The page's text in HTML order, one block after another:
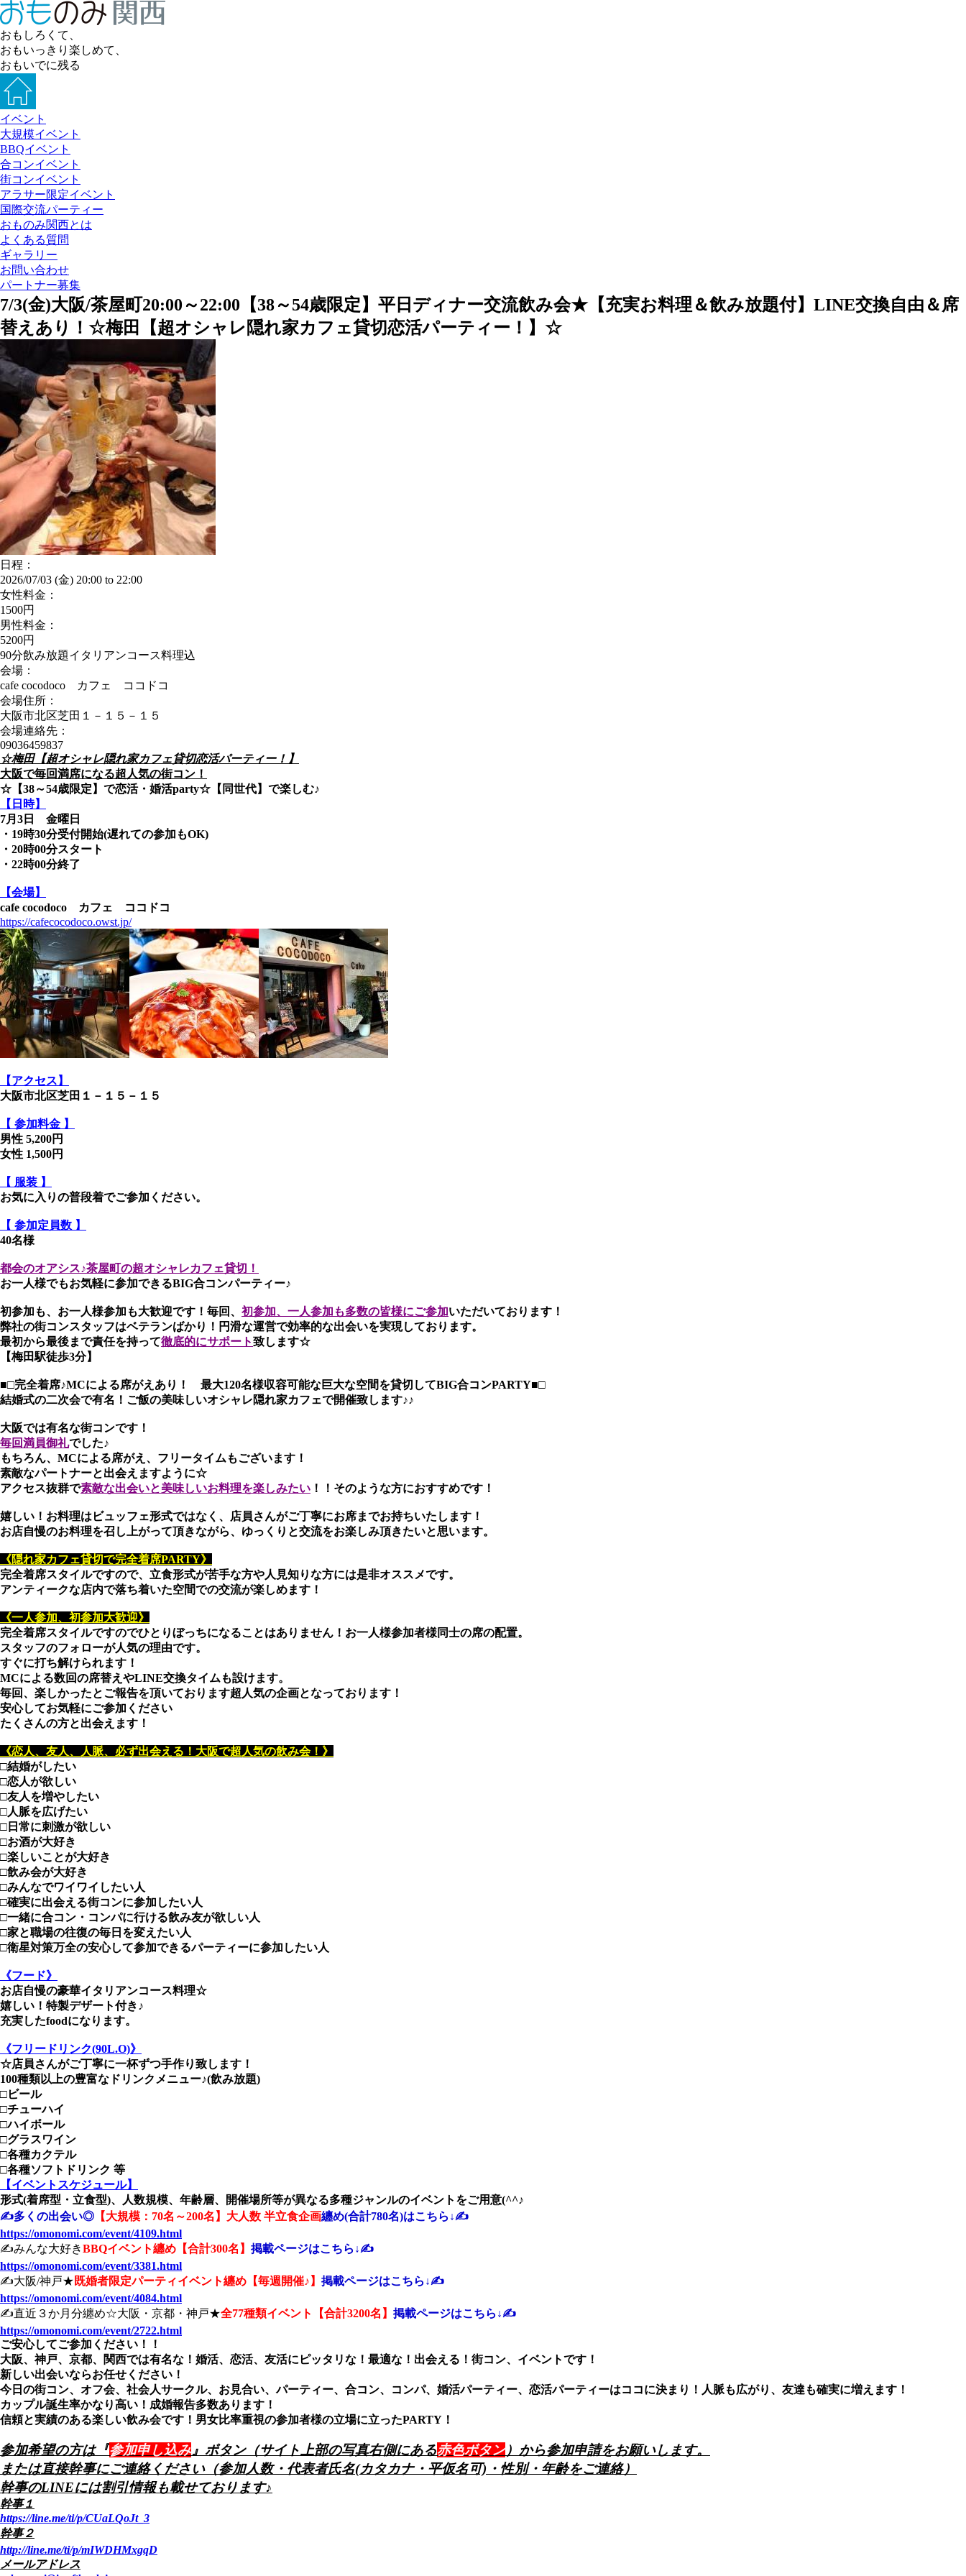
おもしろくて、
おもいっきり楽しめて、
おもいでに残る
イベント
大規模イベント
BBQイベント
合コンイベント
街コンイベント
アラサー限定イベント
国際交流パーティー
おものみ関西とは
よくある質問
ギャラリー
お問い合わせ
パートナー募集
7/3(金)大阪/茶屋町20:00～22:00【38～54歳限定】平日ディナー交流飲み会★【充実お料理＆飲み放題付】LINE交換自由＆席
替えあり！☆梅田【超オシャレ隠れ家カフェ貸切恋活パーティー！】☆
日程：
2026/07/03 (金) 20:00 to 22:00
女性料金：
1500円
男性料金：
5200円
90分飲み放題イタリアンコース料理込
会場：
cafe cocodoco カフェ ココドコ
会場住所：
大阪市北区芝田１－１５－１５
会場連絡先：
09036459837
☆梅田【超オシャレ隠れ家カフェ貸切恋活パーティー！】
大阪で毎回満席になる超人気の街コン！
☆【38～54歳限定】で恋活・婚活party☆【同世代】で楽しむ♪
【日時】
7月3日 金曜日
・19時30分受付開始(遅れての参加もOK)
・20時00分スタート
・22時00分終了
【会場】
cafe cocodoco カフェ ココドコ
https://cafecocodoco.owst.jp/
【アクセス】
大阪市北区芝田１－１５－１５
【 参加料金 】
男性 5,200円
女性 1,500円
【 服装 】
お気に入りの普段着でご参加ください。
【 参加定員数 】
40名様
都会のオアシス♪茶屋町の超オシャレカフェ貸切！
お一人様でもお気軽に参加できるBIG合コンパーティー♪
初参加も、お一人様参加も大歓迎です！毎回、 初参加、一人参加も多数の皆様にご参加いただいております！
弊社の街コンスタッフはベテランばかり！円滑な運営で効率的な出会いを実現しております。
最初から最後まで責任を持って徹底的にサポート致します☆
【梅田駅徒歩3分】
■□完全着席♪MCによる席がえあり！ 最大120名様収容可能な巨大な空間を貸切してBIG合コンPARTY■□
結婚式の二次会で有名！ご飯の美味しいオシャレ隠れ家カフェで開催致します♪♪
大阪では有名な街コンです！
毎回満員御礼でした♪
もちろん、MCによる席がえ、フリータイムもございます！
素敵なパートナーと出会えますように☆
アクセス抜群で素敵な出会いと美味しいお料理を楽しみたい ！！そのような方におすすめです！
嬉しい！お料理はビュッフェ形式ではなく、店員さんがご丁寧にお席までお持ちいたします！
お店自慢のお料理を召し上がって頂きながら、ゆっくりと交流をお楽しみ頂きたいと思います。
《隠れ家カフェ貸切で完全着席PARTY》
完全着席スタイルですので、立食形式が苦手な方や人見知りな方には是非オススメです。
アンティークな店内で落ち着いた空間での交流が楽しめます！
《一人参加、初参加大歓迎》
完全着席スタイルですのでひとりぼっちになることはありません！お一人様参加者様同士の席の配置。
スタッフのフォローが人気の理由です。
すぐに打ち解けられます！
MCによる数回の席替えやLINE交換タイムも設けます。
毎回、楽しかったとご報告を頂いております超人気の企画となっております！
安心してお気軽にご参加ください
たくさんの方と出会えます！
《恋人、友人、人脈、必ず出会える！大阪で超人気の飲み会！》
□結婚がしたい
□恋人が欲しい
□友人を増やしたい
□人脈を広げたい
□日常に刺激が欲しい
□お酒が大好き
□楽しいことが大好き
□飲み会が大好き
□みんなでワイワイしたい人
□確実に出会える街コンに参加したい人
□一緒に合コン・コンパに行ける飲み友が欲しい人
□家と職場の往復の毎日を変えたい人
□衛星対策万全の安心して参加できるパーティーに参加したい人
《フード》
お店自慢の豪華イタリアンコース料理☆
嬉しい！特製デザート付き♪
充実したfoodになります。
《フリードリンク(90L.O)》
☆店員さんがご丁寧に一杯ずつ手作り致します！
100種類以上の豊富なドリンクメニュー♪(飲み放題)
□ビール
□チューハイ
□ハイボール
□グラスワイン
□各種カクテル
□各種ソフトドリンク 等
【イベントスケジュール】
形式(着席型・立食型)、人数規模、年齢層、開催場所等が異なる多種ジャンルのイベントをご用意(^^♪
✍️多くの出会い◎ 【大規模：70名～200名】大人数 半立食企画纏め(合計780名)はこちら↓✍️
https://omonomi.com/event/4109.html
✍️みんな大好きBBQイベント纏め【合計300名】 掲載ページはこちら↓✍️
https://omonomi.com/event/3381.html
✍️大阪/神戸★ 既婚者限定パーティイベント纏め【毎週開催♪】 掲載ページはこちら↓✍️
https://omonomi.com/event/4084.html
✍️直近３か月分纏め☆大阪・京都・神戸★全77種類イベント【合計3200名】 掲載ページはこちら↓✍️
https://omonomi.com/event/2722.html
ご安心してご参加ください！！
大阪、神戸、京都、関西では有名な！婚活、恋活、友活にピッタリな！最適な！出会える！街コン、イベントです！
新しい出会いならお任せください！
今日の街コン、オフ会、社会人サークル、お見合い、パーティー、合コン、コンパ、婚活パーティー、恋活パーティーはココに決まり！人脈も広がり、友達も確実に増えます！
カップル誕生率かなり高い！成婚報告多数あります！
信頼と実績のある楽しい飲み会です！男女比率重視の参加者様の立場に立ったPARTY！
参加希望の方は『参加申し込み』ボタン（サイト上部の写真右側にある赤色ボタン）から参加申請をお願いします。
または直接幹事にご連絡ください（参加人数・代表者氏名(カタカナ・平仮名可)・性別・年齢をご連絡）
幹事のLINEには割引情報も載せております♪
幹事１
https://line.me/ti/p/CUaLQoJt_3
幹事２
http://line.me/ti/p/mIWDHMxgqD
メールアドレス